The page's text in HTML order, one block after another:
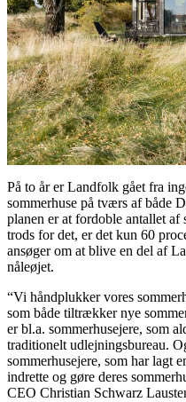
På to år er Landfolk gået fra
sommerhuse på tværs af både
planen er at fordoble antallet
trods for det, er det kun 60
ansøger om at blive en del af
nåleøjet.
“Vi håndplukker vores
som både tiltrækker nye
er bl.a. sommerhusejere, som
traditionelt udlejningsbureau.
sommerhusejere, som har lagt
indrette og gøre deres
CEO Christian Schwarz